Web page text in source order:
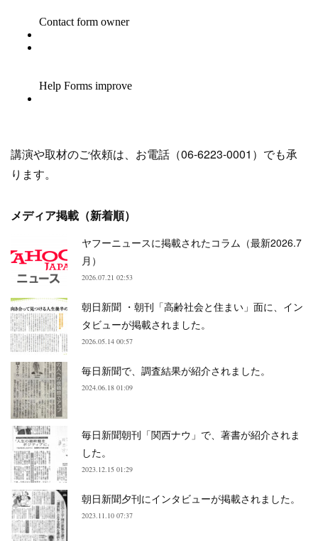
講演や取材のご依頼は、お電話（06-6223-0001）でも承
ります。
メディア掲載（新着順）
ヤフーニュースに掲載されたコラム（最新2026.7
月）
2026.07.21 02:53
朝日新聞 ・朝刊「高齢社会と住まい」面に、イン
タビューが掲載されました。
2026.05.14 00:57
毎日新聞で、調査結果が紹介されました。
2024.06.18 01:09
毎日新聞朝刊「関西ナウ」で、著書が紹介されま
した。
2023.12.15 01:29
朝日新聞夕刊にインタビューが掲載されました。
2023.11.10 07:37